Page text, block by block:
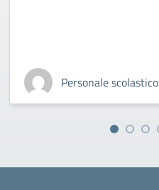
Personale scolastico